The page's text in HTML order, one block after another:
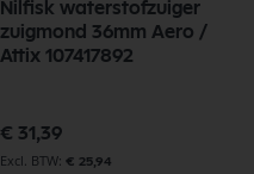
Nilfisk waterstofzuiger
zuigmond 36mm Aero /
Attix 107417892
Speciale
prijs
€ 31,39
€ 25,94